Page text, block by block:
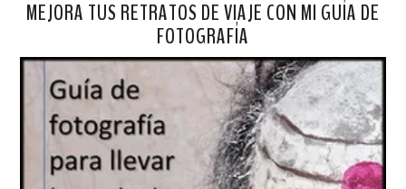
MEJORA TUS RETRATOS DE VIAJE CON MI GUÍA DE
FOTOGRAFÍA